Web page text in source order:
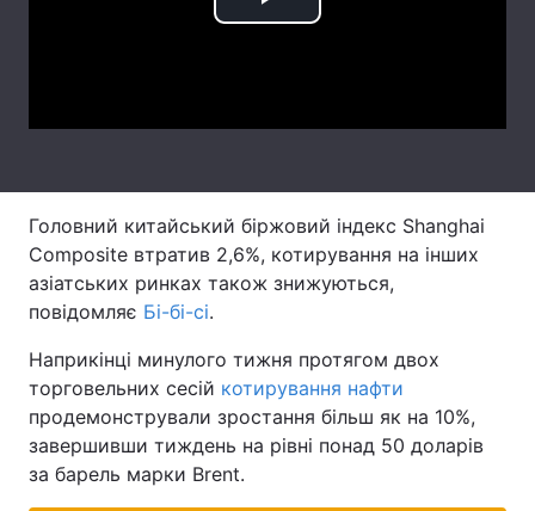
Статті
Архів Вакансії
Послуги
Тема оформлення
Play
Головний китайський біржовий індекс Shanghai
Composite втратив 2,6%, котирування на інших
азіатських ринках також знижуються,
повідомляє Бі-бі-сі.
Наприкінці минулого тижня протягом двох
торговельних сесій котирування нафти
продемонстрували зростання більш як на 10%,
завершивши тиждень на рівні понад 50 доларів
за барель марки Brent.